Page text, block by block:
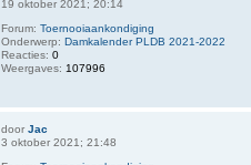
19 oktober 2021; 20:14
Forum:Toernooiaankondiging
Onderwerp:Damkalender PLDB 2021-2022
Reacties:0
Weergaves: 107996
doorJac
3 oktober 2021; 21:48